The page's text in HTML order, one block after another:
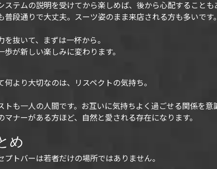
ステムの説明を受けてから楽しめば、後から心配すること
普段通りで大丈夫。スーツ姿のまま来店される方も多いです
を抜いて、まずは一杯から。
歩が新しい楽しみに変わります。
何より大切なのは、リスペクトの気持ち。
トも一人の人間です。お互いに気持ちよく過ごせる関係を
マナーがある方ほど、自然と愛される存在になります。
め
プトバーは若者だけの場所ではありません。